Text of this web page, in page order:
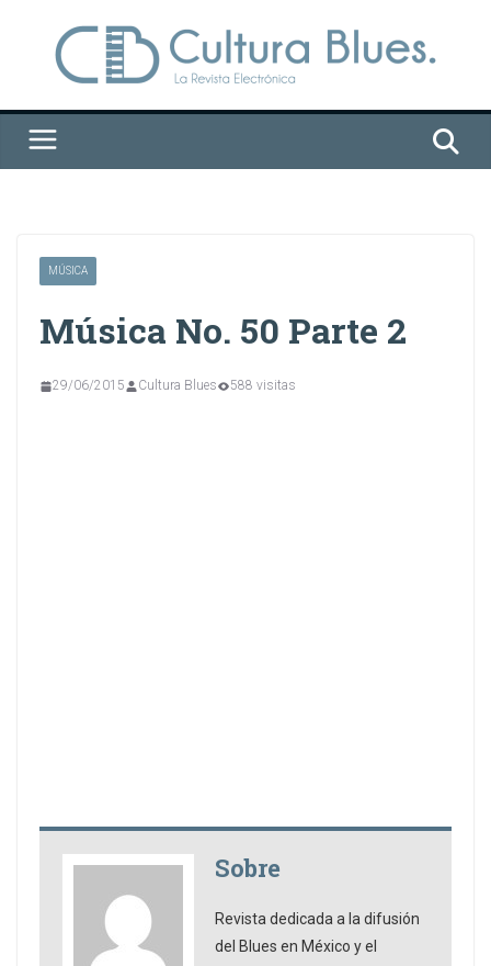
contenido
MÚSICA
Música No. 50 Parte 2
29/06/2015 Cultura Blues 588 visitas
Sobre
Revista dedicada a la difusión
del Blues en México y el